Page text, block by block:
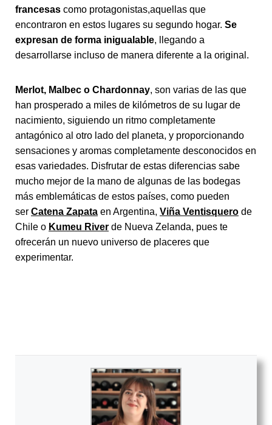
francesas como protagonistas,aquellas que
encontraron en estos lugares su segundo hogar. Se
expresan de forma inigualable, llegando a
desarrollarse incluso de manera diferente a la original.
Merlot, Malbec o Chardonnay, son varias de las que
han prosperado a miles de kilómetros de su lugar de
nacimiento, siguiendo un ritmo completamente
antagónico al otro lado del planeta, y proporcionando
sensaciones y aromas completamente desconocidos en
esas variedades. Disfrutar de estas diferencias sabe
mucho mejor de la mano de algunas de las bodegas
más emblemáticas de estos países, como pueden
ser Catena Zapata en Argentina, Viña Ventisquero de
Chile o Kumeu River de Nueva Zelanda, pues te
ofrecerán un nuevo universo de placeres que
experimentar.